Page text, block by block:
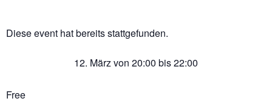
Diese event hat bereits stattgefunden.
12. Märzvon 20:00 bis22:00
Free